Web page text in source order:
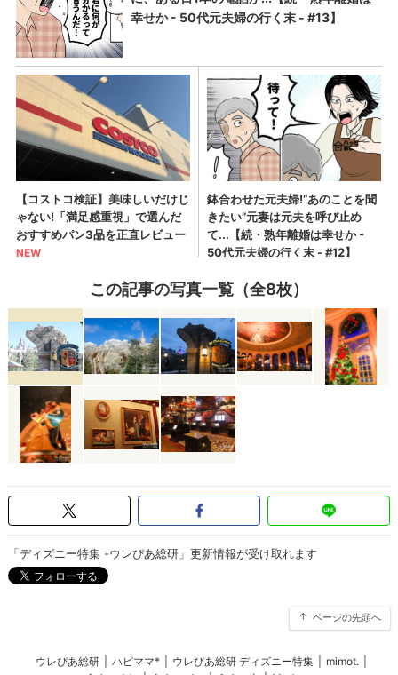
この記事の写真一覧（全8枚）
「ディズニー特集 -ウレぴあ総研」更新情報が受け取れます
ページの先頭へ
ウレぴあ総研 ハピママ* ウレぴあ総研 ディズニー特集 mimot.